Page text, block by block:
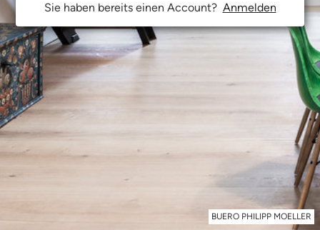
BUERO PHILIPP MOELLER
Sie haben bereits einen Account? Anmelden